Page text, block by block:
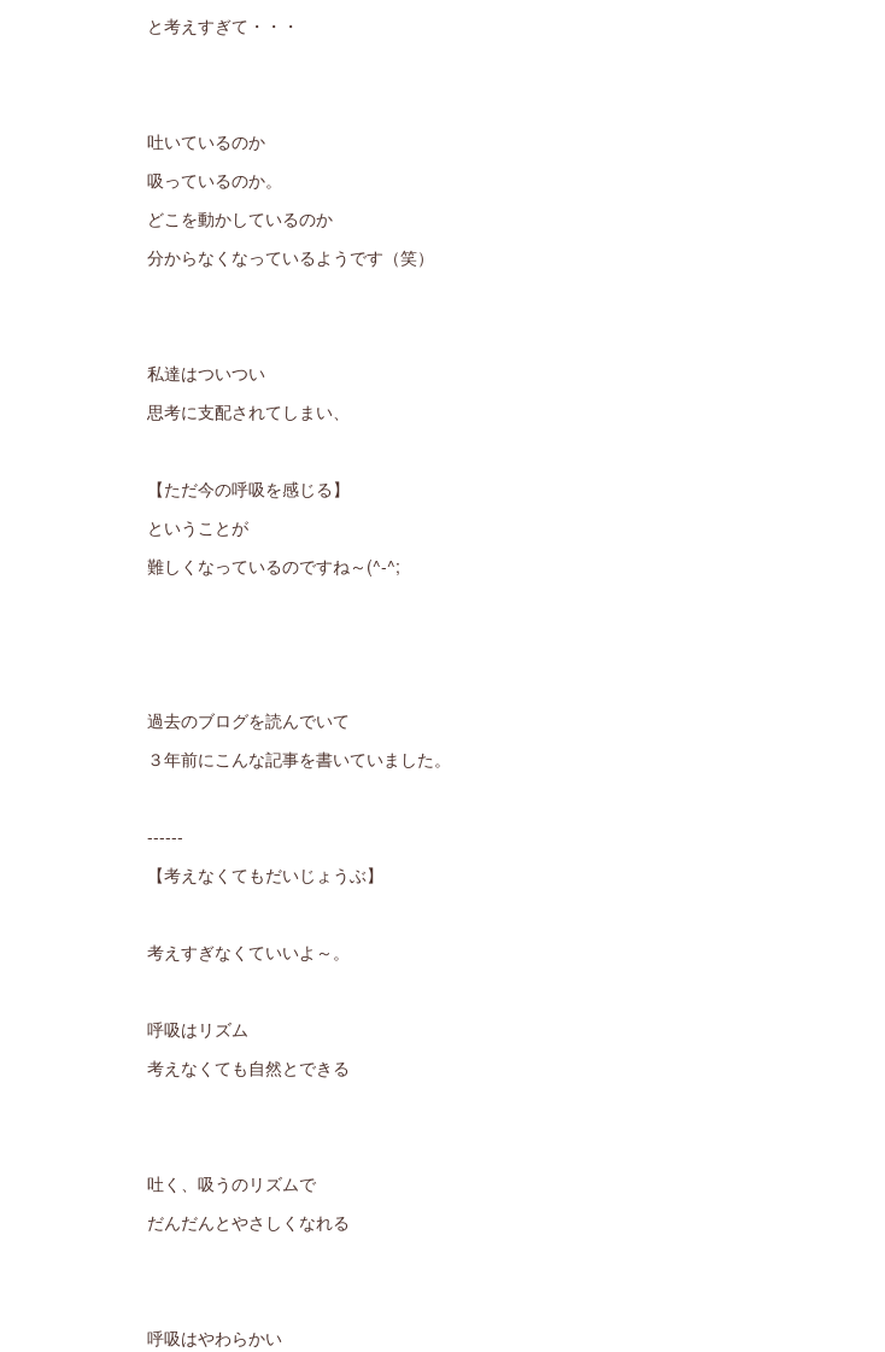
と考えすぎて・・・
吐いているのか
吸っているのか。
どこを動かしているのか
分からなくなっているようです（笑）
私達はついつい
思考に支配されてしまい、
【ただ今の呼吸を感じる】
ということが
難しくなっているのですね～(^-^;
過去のブログを読んでいて
３年前にこんな記事を書いていました。
------
【考えなくてもだいじょうぶ】
考えすぎなくていいよ～。
呼吸はリズム
考えなくても自然とできる
吐く、吸うのリズムで
だんだんとやさしくなれる
呼吸はやわらかい